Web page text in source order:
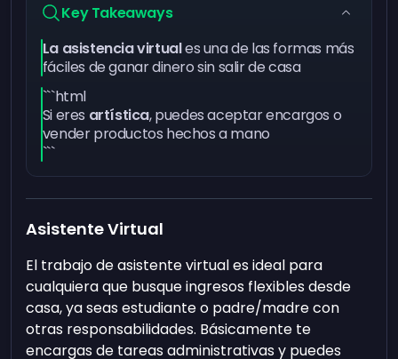
Key Takeaways
La asistencia virtuales una de las formas más
fáciles de ganar dinero sin salir de casa
```html
Si eres artística, puedes aceptar encargos o
vender productos hechos a mano
```
Asistente Virtual
El trabajo de asistente virtual es ideal para
cualquiera que busque ingresos flexibles desde
casa, ya seas estudiante o padre/madre con
otras responsabilidades. Básicamente te
encargas de tareas administrativas y puedes